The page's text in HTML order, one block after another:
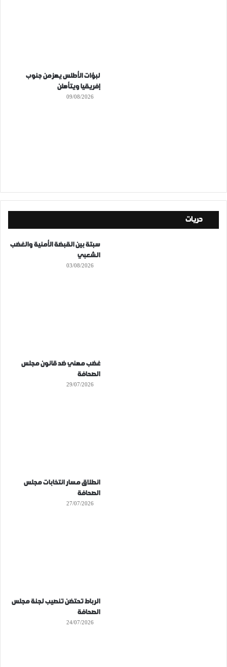
لبؤات الأطلس يهزمن جنوب
إفريقيا ويتأهلن
09/08/2026
حريات
سبتة بين القبضة الأمنية والغضب
الشعبي
03/08/2026
غضب مهني ضد قانون مجلس
الصحافة
29/07/2026
انطلاق مسار انتخابات مجلس
الصحافة
27/07/2026
الرباط تحتضن تنصيب لجنة مجلس
الصحافة
24/07/2026